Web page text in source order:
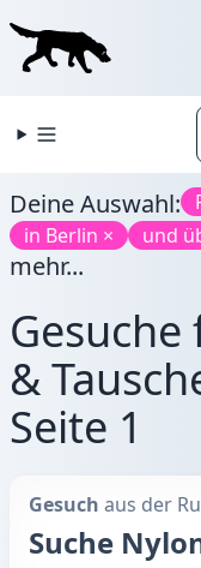
Deine Auswahl:
in Berlin ×
und
mehr...
&
Seite 1
Gesuch aus der
Suche